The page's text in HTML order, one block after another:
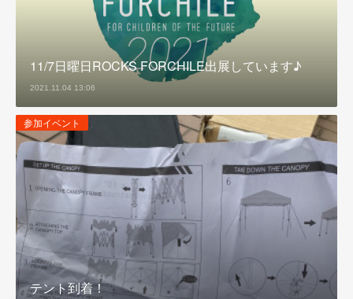
11/7日曜日ROCKS FORCHILE出展しています♪
2021.11.04 13:06
参加イベント
テント到着！